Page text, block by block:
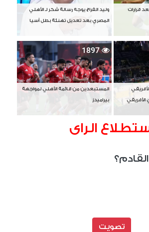
قرارات وليد الفراج يوجه رسالة شكر لـ الأهلي
المصري بعد تعديل تهنئة بطل آسيا
الأفريقي
1897
المستبعدين من قائمة الأهلي لمواجهة
بيراميدز
الراى
تصويت